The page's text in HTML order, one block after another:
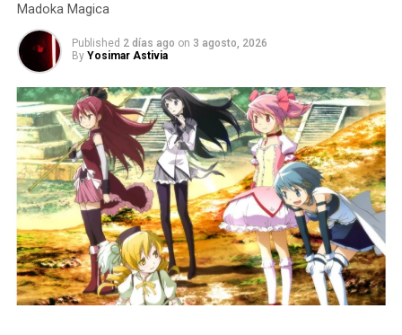
Madoka Magica
Published 2 días ago on 3 agosto, 2026
By Yosimar Astivia